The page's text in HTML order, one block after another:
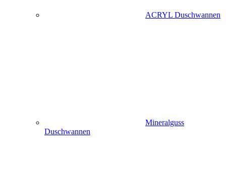
ACRYL Duschwannen
Mineralguss
Duschwannen